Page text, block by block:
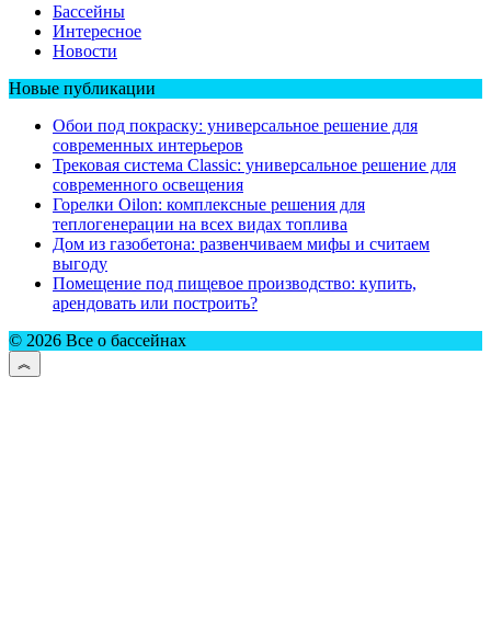
Бассейны
Интересное
Новости
Новые публикации
Обои под покраску: универсальное решение для
современных интерьеров
Трековая система Classic: универсальное решение для
современного освещения
Горелки Oilon: комплексные решения для
теплогенерации на всех видах топлива
Дом из газобетона: развенчиваем мифы и считаем
выгоду
Помещение под пищевое производство: купить,
арендовать или построить?
© 2026 Все о бассейнах